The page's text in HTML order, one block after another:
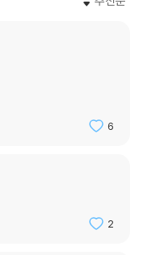
6
2